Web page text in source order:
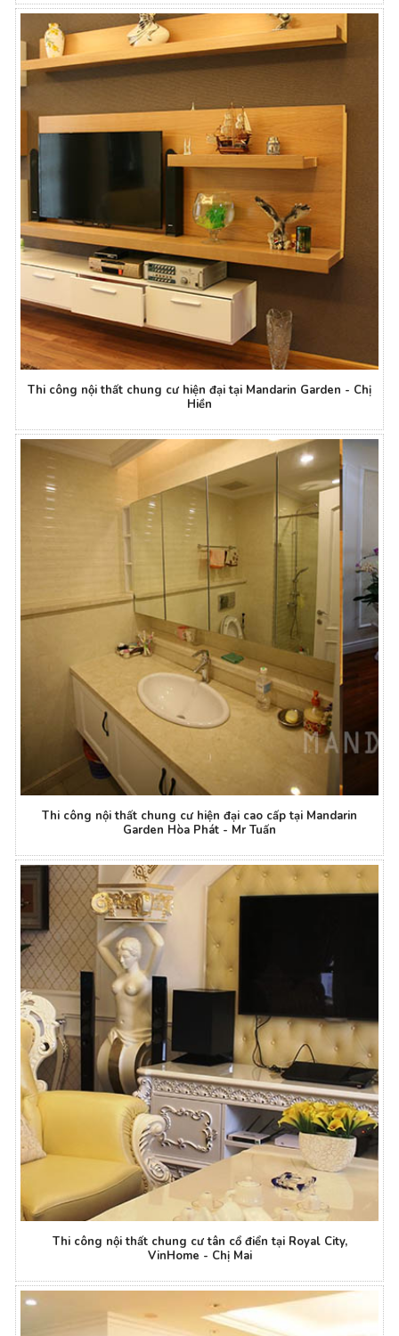
Thi công nội thất chung cư hiện đại tại Mandarin Garden - Chị
Hiền
Thi công nội thất chung cư hiện đại cao cấp tại Mandarin
Garden Hòa Phát - Mr Tuấn
Thi công nội thất chung cư tân cổ điển tại Royal City,
VinHome - Chị Mai